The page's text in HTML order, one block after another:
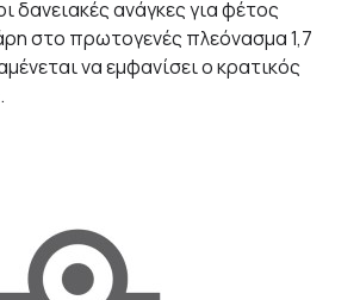
δανειακές ανάγκες για φέτος
στο πρωτογενές πλεόνασμα 1,7
να εμφανίσει ο κρατικός